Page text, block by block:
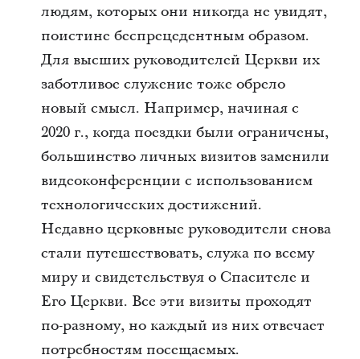
людям, которых они никогда не увидят,
поистине беспрецедентным образом.
Для высших руководителей Церкви их
заботливое служение тоже обрело
новый смысл. Например, начиная с
2020 г., когда поездки были ограничены,
большинство личных визитов заменили
видеоконференции с использованием
технологических достижений.
Недавно церковные руководители снова
стали путешествовать, служа по всему
миру и свидетельствуя о Спасителе и
Его Церкви. Все эти визиты проходят
по-разному, но каждый из них отвечает
потребностям посещаемых.